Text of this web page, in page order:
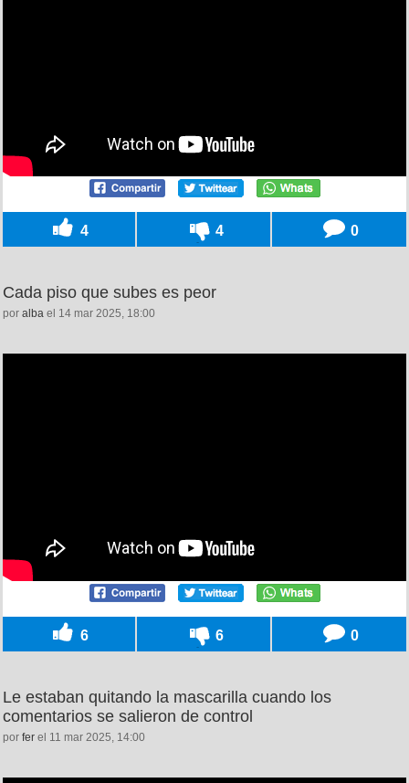
4 4 0
Cada piso que subes es peor
por alba el 14 mar 2025, 18:00
6 6 0
Le estaban quitando la mascarilla cuando los
comentarios se salieron de control
por fer el 11 mar 2025, 14:00